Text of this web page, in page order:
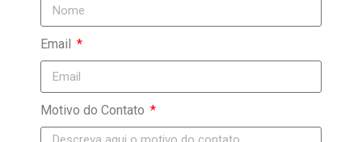
Email
Motivo do Contato